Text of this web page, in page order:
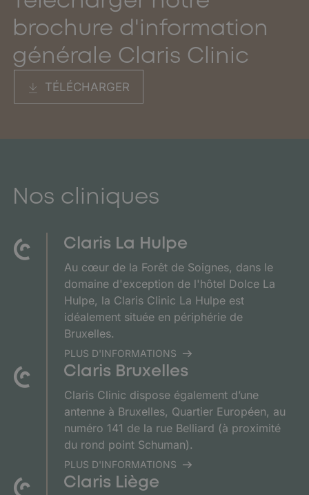
brochure d'information
générale Claris Clinic
TÉLÉCHARGER
Nos cliniques
Claris La Hulpe
Au cœur de la Forêt de Soignes, dans le
domaine d'exception de l'hôtel Dolce La
Hulpe, la Claris Clinic La Hulpe est
idéalement située en périphérie de
Bruxelles.
PLUS D'INFORMATIONS
Claris Bruxelles
Claris Clinic dispose également d’une
antenne à Bruxelles, Quartier Européen, au
numéro 141 de la rue Belliard (à proximité
du rond point Schuman).
PLUS D'INFORMATIONS
Claris Liège